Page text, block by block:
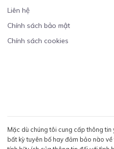
Liên hệ
Chính sách bảo mật
Chính sách cookies
Mặc dù chúng tôi cung cấp thông
bất kỳ tuyên bố hay đảm bảo nào